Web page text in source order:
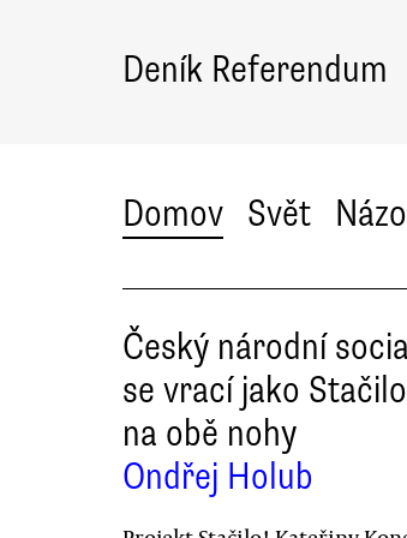
Deník Referendum
Domov Svět
Český národní
se vrací jako
na obě nohy
Ondřej Holub